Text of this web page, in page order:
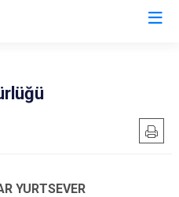
YURTSEVER